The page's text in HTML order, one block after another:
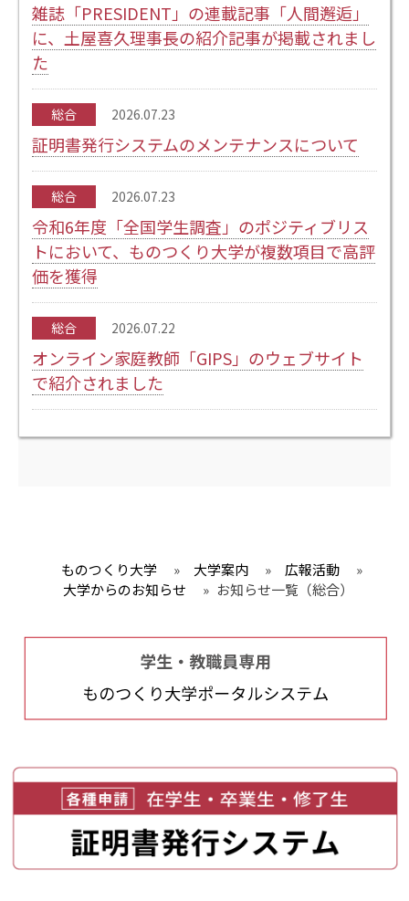
雑誌「PRESIDENT」の連載記事「人間邂逅」
に、土屋喜久理事長の紹介記事が掲載されまし
た
総合 2026.07.23
証明書発行システムのメンテナンスについて
総合 2026.07.23
令和6年度「全国学生調査」のポジティブリス
トにおいて、ものつくり大学が複数項目で高評
価を獲得
総合 2026.07.22
オンライン家庭教師「GIPS」のウェブサイト
で紹介されました
ものつくり大学 » 大学案内 » 広報活動
»
大学からのお知らせ
» お知らせ一覧（総合）